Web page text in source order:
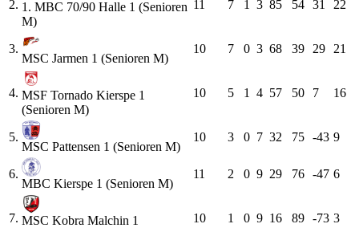
2. 1. MBC 70/90 Halle 1 (Senioren
M)
11 7 1 3 85 54 31 22
3.
MSC Jarmen 1 (Senioren M)
10 7 0 3 68 39 29 21
4. MSF Tornado Kierspe 1
(Senioren M)
10 5 1 4 57 50 7 16
5.
MSC Pattensen 1 (Senioren M)
10 3 0 7 32 75 -43 9
6.
MBC Kierspe 1 (Senioren M)
11 2 0 9 29 76 -47 6
7. MSC Kobra Malchin 1
10 1 0 9 16 89 -73 3